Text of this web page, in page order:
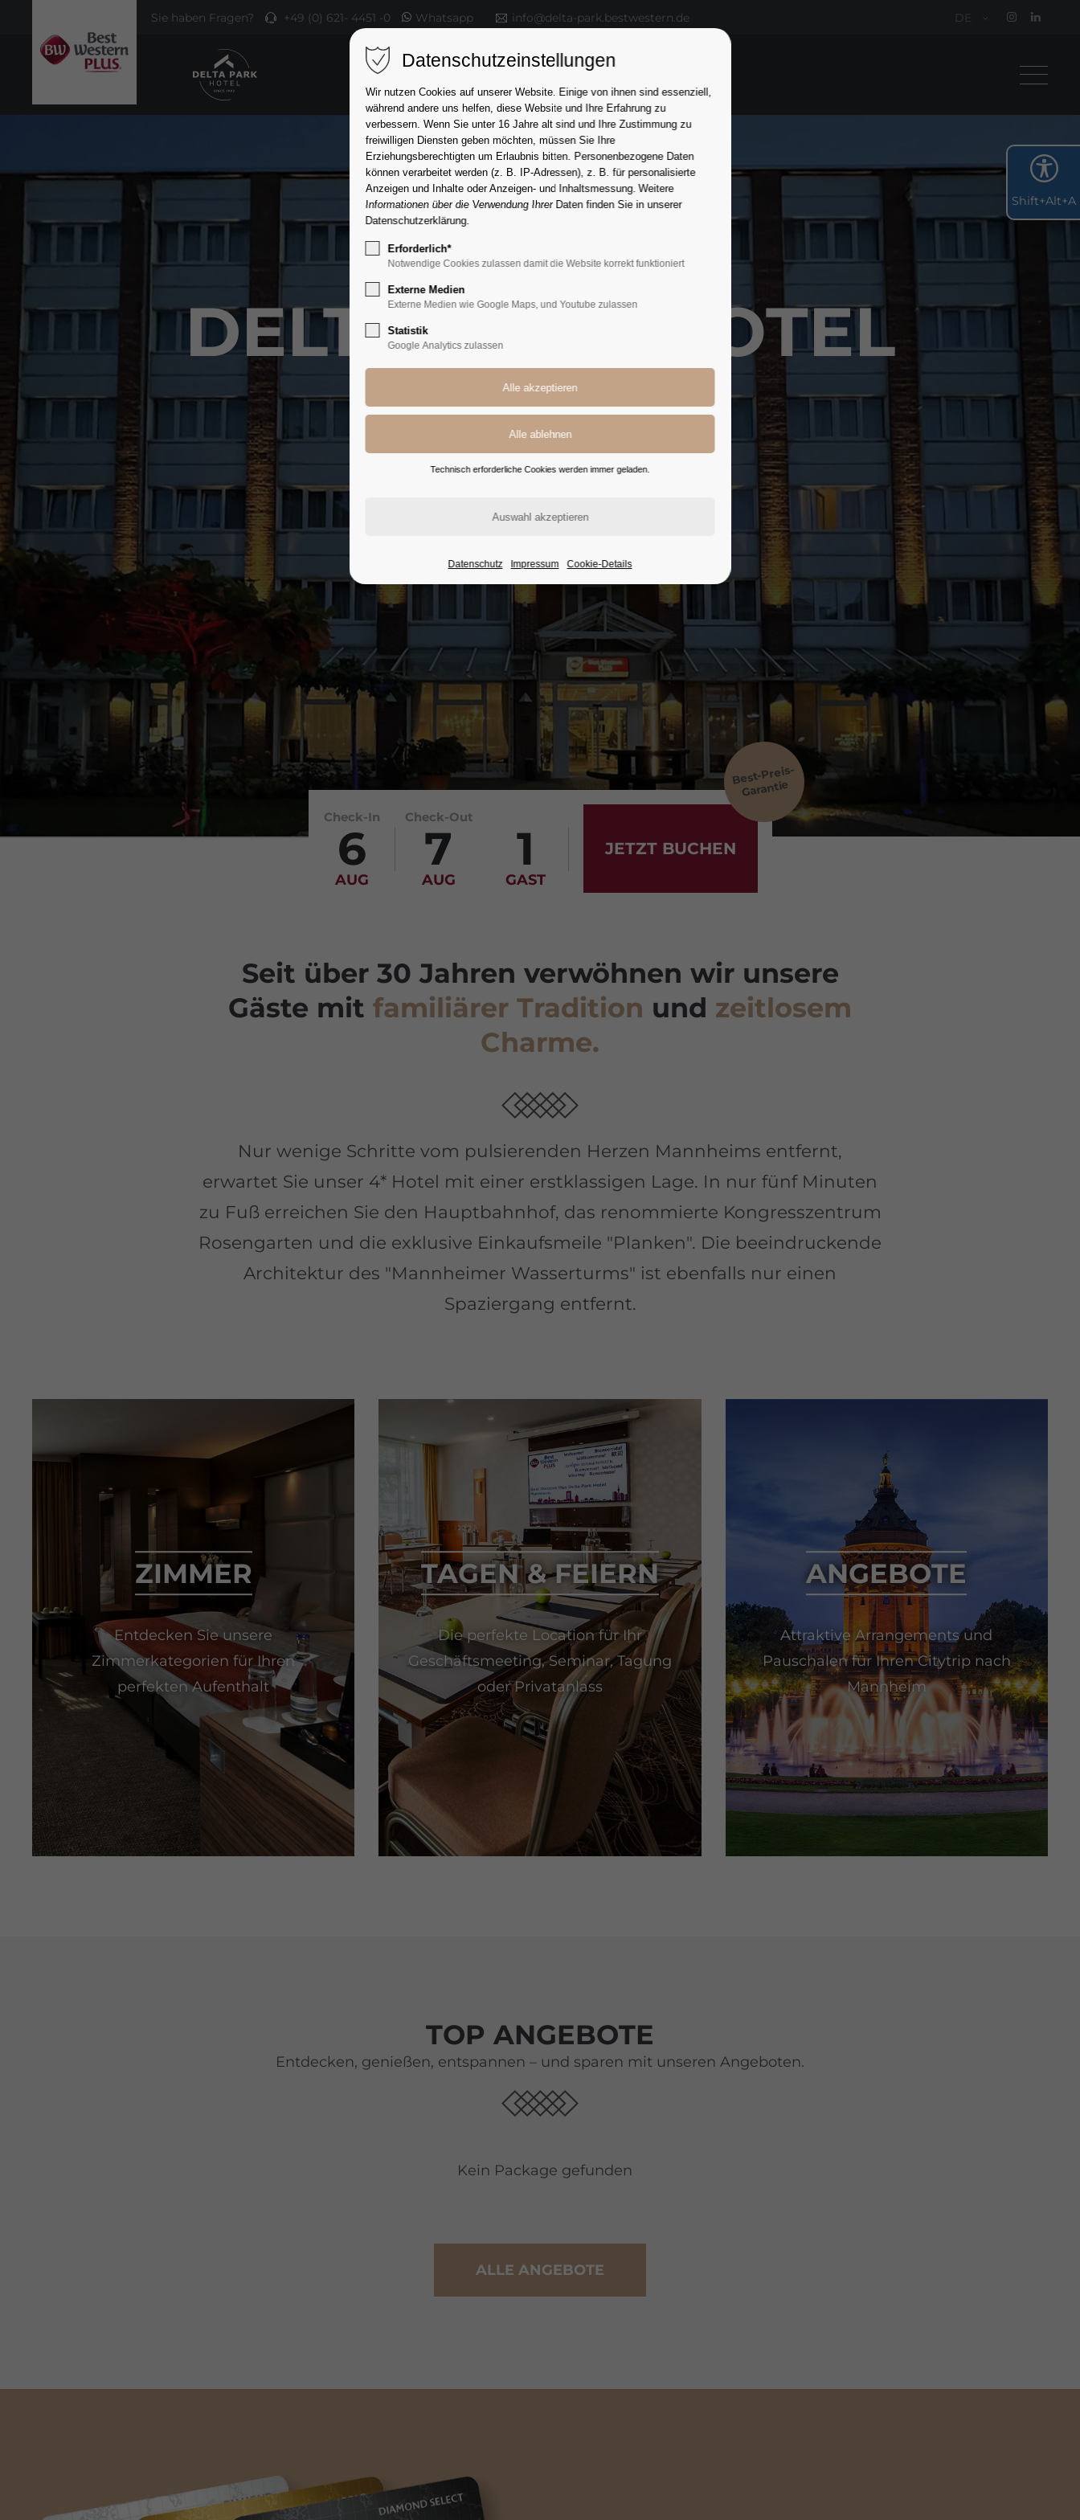
Sie haben Fragen? +49 (0) 621- 4451 -0 Whatsapp info@delta-park.bestwestern.de DE
DELTA PARK HOTEL
MANNHEIM
DEFY THE ORDINARY
Best-Preis-
Garantie
Check-In
6
AUG
Check-Out
7
AUG
1
GAST
JETZT BUCHEN
Seit über 30 Jahren verwöhnen wir unsere
Gäste mit familiärer Tradition und zeitlosem
Charme.
Nur wenige Schritte vom pulsierenden Herzen Mannheims entfernt,
erwartet Sie unser 4* Hotel mit einer erstklassigen Lage. In nur fünf Minuten
zu Fuß erreichen Sie den Hauptbahnhof, das renommierte Kongresszentrum
Rosengarten und die exklusive Einkaufsmeile "Planken". Die beeindruckende
Architektur des "Mannheimer Wasserturms" ist ebenfalls nur einen
Spaziergang entfernt.
ZIMMER
Entdecken Sie unsere
Zimmerkategorien für Ihren
perfekten Aufenthalt
TAGEN & FEIERN
Die perfekte Location für Ihr
Geschäftsmeeting, Seminar, Tagung
oder Privatanlass
ANGEBOTE
Attraktive Arrangements und
Pauschalen für Ihren Citytrip nach
Mannheim
TOP ANGEBOTE
Entdecken, genießen, entspannen – und sparen mit unseren Angeboten.
Kein Package gefunden
ALLE ANGEBOTE
Datenschutzeinstellungen
Wir nutzen Cookies auf unserer Website. Einige von ihnen sind essenziell,
während andere uns helfen, diese Website und Ihre Erfahrung zu
verbessern. Wenn Sie unter 16 Jahre alt sind und Ihre Zustimmung zu
freiwilligen Diensten geben möchten, müssen Sie Ihre
Erziehungsberechtigten um Erlaubnis bitten. Personenbezogene Daten
können verarbeitet werden (z. B. IP-Adressen), z. B. für personalisierte
Anzeigen und Inhalte oder Anzeigen- und Inhaltsmessung. Weitere
Informationen über die Verwendung Ihrer Daten finden Sie in unserer
Datenschutzerklärung.
Erforderlich*
Notwendige Cookies zulassen damit die Website korrekt funktioniert
Externe Medien
Externe Medien wie Google Maps, und Youtube zulassen
Statistik
Google Analytics zulassen
Technisch erforderliche Cookies werden immer geladen.
Datenschutz Impressum Cookie-Details
Shift+Alt+A